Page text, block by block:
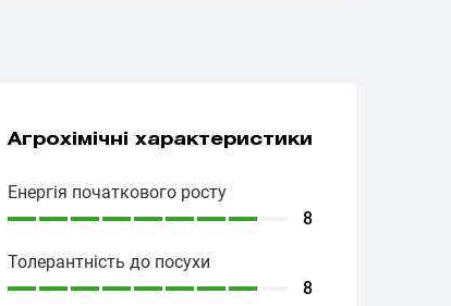
Агрохімічні характеристики
Енергія початкового росту
8
Толерантність до посухи
8